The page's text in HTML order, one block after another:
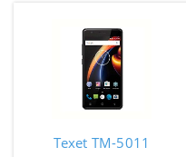
Texet TM-5011